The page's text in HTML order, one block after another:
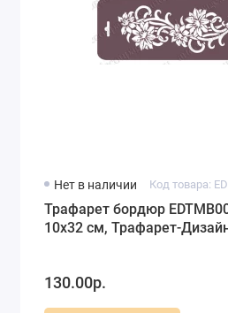
Нет в наличии Код товара:
Трафарет бордюр
10х32 см, Трафарет-
130.00р.